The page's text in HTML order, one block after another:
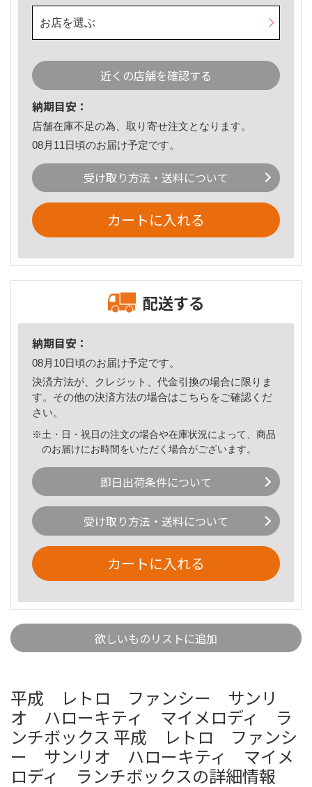
お店を選ぶ
近くの店舗を確認する
納期目安：
店舗在庫不足の為、取り寄せ注文となります。
08月11日頃のお届け予定です。
受け取り方法・送料について
カートに入れる
配送する
納期目安：
08月10日頃のお届け予定です。
決済方法が、クレジット、代金引換の場合に限りま
す。その他の決済方法の場合はこちら をご確認くだ
さい。
※土・日・祝日の注文の場合や在庫状況によって、商品
のお届けにお時間をいただく場合がございます。
即日出荷条件について
受け取り方法・送料について
カートに入れる
欲しいものリストに追加
平成 レトロ ファンシー サンリ
オ ハローキティ マイメロディ ラ
ンチボックス 平成 レトロ ファンシ
ー サンリオ ハローキティ マイメ
ロディ ランチボックスの詳細情報